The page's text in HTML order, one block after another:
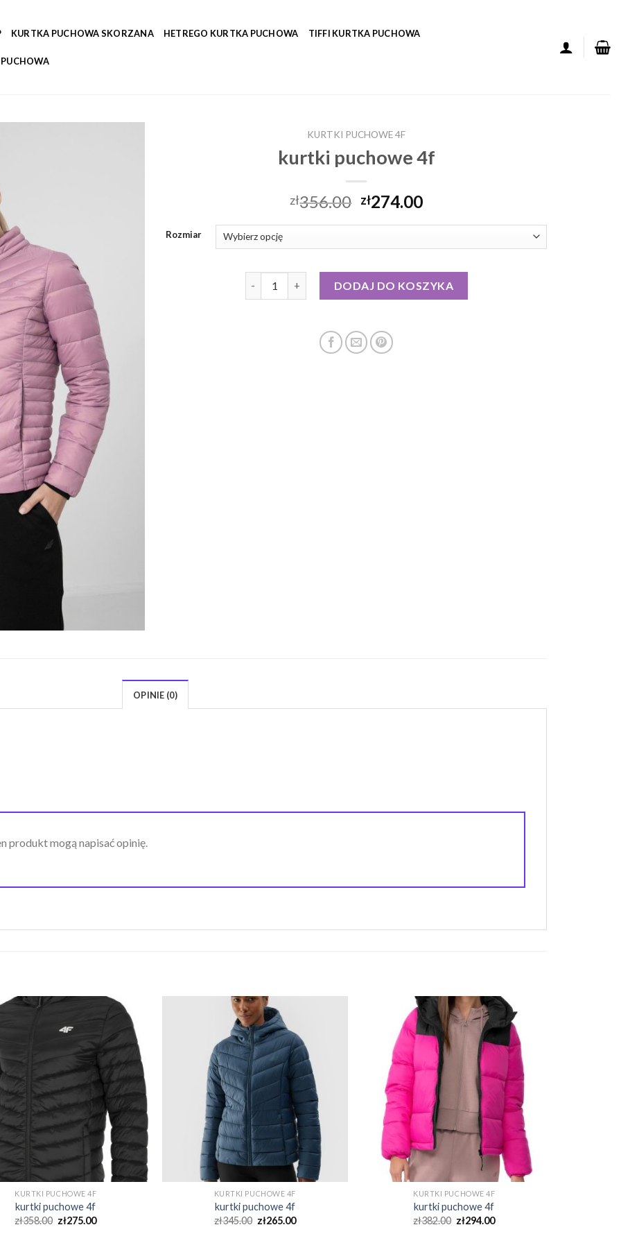
KURTKA PUCHOWA SKORZANA HETREGO KURTKA PUCHOWA TIFFI KURTKA PUCHOWA
KURTKI PUCHOWE 4F
kurtki puchowe 4f
zł356.00 zł274.00
Rozmiar
DODAJ DO KOSZYKA
OPINIE (0)
produkt mogą napisać opinię.
KURTKI PUCHOWE 4F
kurtki puchowe 4f
zł358.00 zł275.00
KURTKI PUCHOWE 4F
kurtki puchowe 4f
zł345.00 zł265.00
KURTKI PUCHOWE 4F
kurtki puchowe 4f
zł382.00 zł294.00